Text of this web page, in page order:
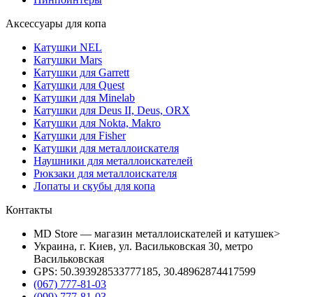
Аксессуары для копа
Катушки NEL
Катушки Mars
Катушки для Garrett
Катушки для Quest
Катушки для Minelab
Катушки для Deus II, Deus, ORX
Катушки для Nokta, Makro
Катушки для Fisher
Катушки для металлоискателя
Наушники для металлоискателей
Рюкзаки для металлоискателя
Лопаты и скубы для копа
Контакты
MD Store — магазин металлоискателей и катушек>
Украина, г. Киев, ул. Васильковская 30, метро
Васильковская
GPS: 50.393928533777185, 30.48962874417599
(067) 777-81-03